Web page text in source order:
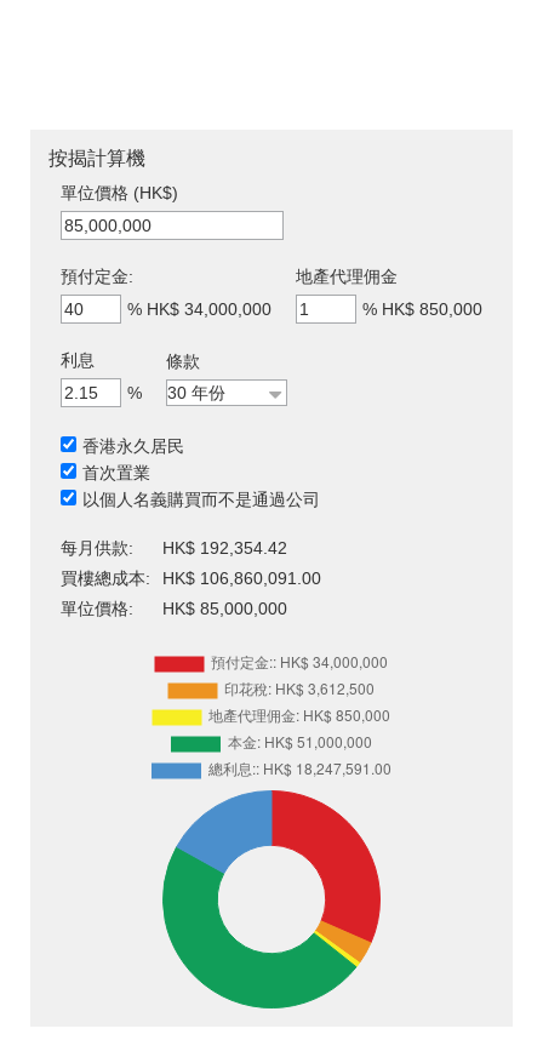
按揭計算機
單位價格 (HK$)
預付定金:
% HK$ 34,000,000
地產代理佣金
% HK$ 850,000
利息
%
條款
香港永久居民
首次置業
以個人名義購買而不是通過公司
每月供款:
HK$ 192,354.42
買樓總成本:
HK$ 106,860,091.00
單位價格:
HK$ 85,000,000